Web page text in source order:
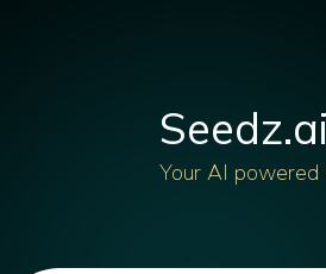
Seedz.ai
Your AI powered